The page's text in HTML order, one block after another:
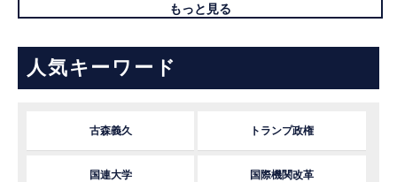
もっと見る
人気キーワード
古森義久 トランプ政権
国連大学 国際機関改革